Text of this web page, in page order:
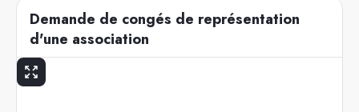
Demande de congés de représentation
d'une association